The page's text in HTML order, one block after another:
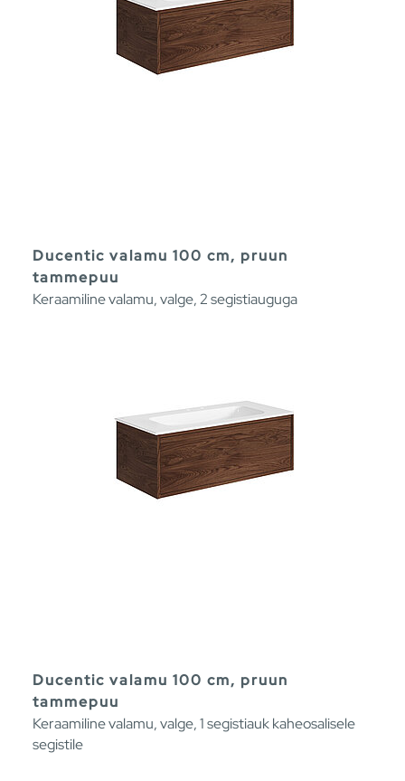
Ducentic valamu 100 cm, pruun
tammepuu
Keraamiline valamu, valge, 2 segistiauguga
Ducentic valamu 100 cm, pruun
tammepuu
Keraamiline valamu, valge, 1 segistiauk kaheosalisele
segistile